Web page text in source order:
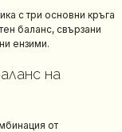
с три основни кръга
баланс, свързани
ензими.
на
от